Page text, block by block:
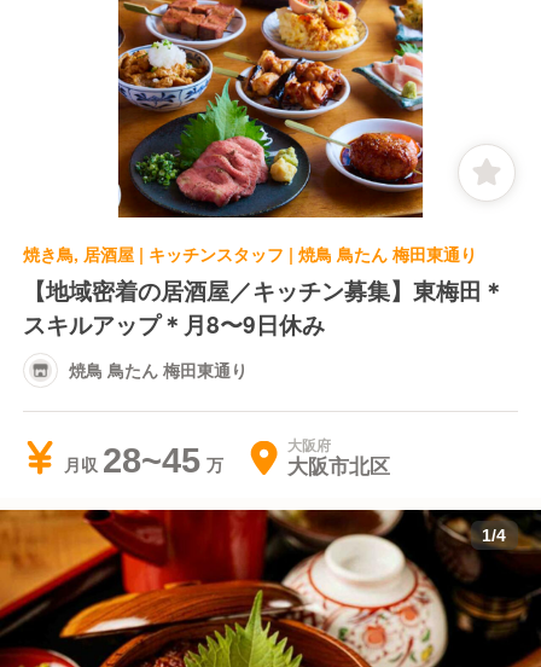
焼き鳥, 居酒屋 | キッチンスタッフ | 焼鳥 鳥たん 梅田東通り
【地域密着の居酒屋／キッチン募集】東梅田＊
スキルアップ＊月8〜9日休み
焼鳥 鳥たん 梅田東通り
月収 28~45 大阪府
大阪市北区
1/4